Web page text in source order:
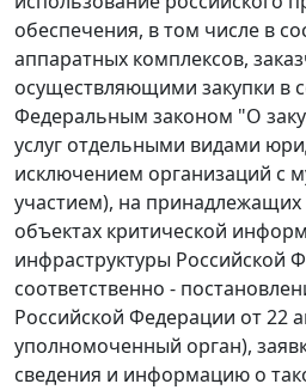
обеспечения, в том числе в
аппаратных комплексов,
осуществляющими закупки в
Федеральным законом "О
услуг отдельными видами
исключением организаций с
участием), на
объектах критической
инфраструктуры Российской
соответственно -
Российской Федерации от 22
уполномоченный орган),
сведения и информацию о